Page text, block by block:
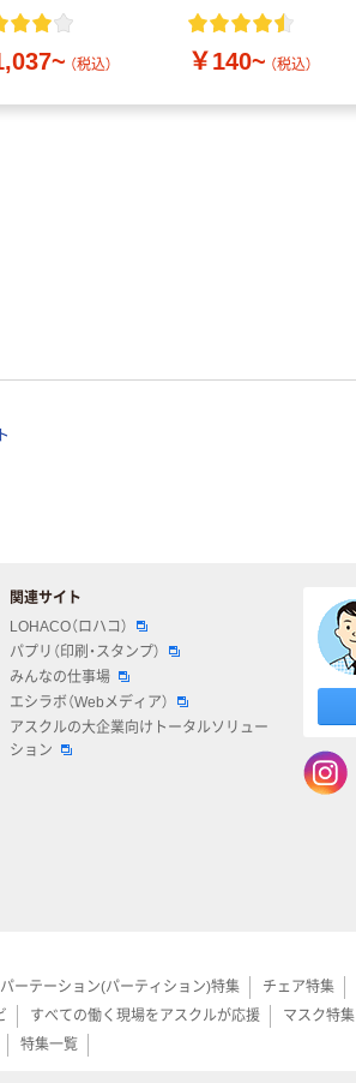
2Lラベルレス
（税込） ￥140~ （税込）
関連サイト
LOHACO（ロハコ）
パプリ（印刷・スタンプ）
みんなの仕事場
エシラボ（Webメディア）
アスクルの大企業向けトータルソリュー
ション
パーテーション(パーティション)特集 チェア特集
すべての働く現場をアスクルが応援 マスク特集
特集一覧